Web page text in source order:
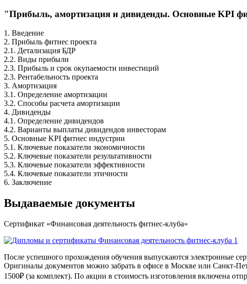
"Прибыль, амортизация и дивиденды. Основные KPI
1. Введение
2. Прибыль фитнес проекта
2.1. Детализация БДР
2.2. Виды прибыли
2.3. Прибыль и срок окупаемости инвестиций
2.3. Рентабельность проекта
3. Амортизация
3.1. Определение амортизации
3.2. Способы расчета амортизации
4. Дивиденды
4.1. Определение дивидендов
4.2. Варианты выплаты дивидендов инвесторам
5. Основные KPI фитнес индустрии
5.1. Ключевые показатели экономичности
5.2. Ключевые показатели результативности
5.3. Ключевые показатели эффективности
5.4. Ключевые показатели этичности
6. Заключение
Выдаваемые документы
Сертификат «Финансовая деятельность фитнес-клуба»
После успешного прохождения обучения выпускаются электронные
Оригиналы документов можно забрать в офисе в Москве или Санкт-
1500₽ (за комплект). По акции в стоимость изготовления включена